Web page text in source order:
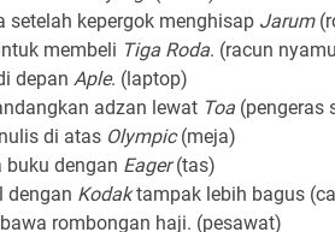
setelah kepergok menghisap Jarum
membeli Tiga Roda. (racun
depan Aple. (laptop)
adzan lewat Toa (pengeras
di atas Olympic(meja)
buku dengan Eager(tas)
dengan Kodaktampak lebih bagus
rombongan haji. (pesawat)